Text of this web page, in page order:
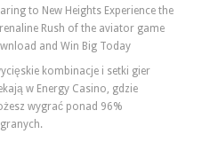
to New Heights Experience the
Rush of the aviator game
and Win Big Today
kombinacje i setki gier
w Energy Casino, gdzie
wygrać ponad 96%